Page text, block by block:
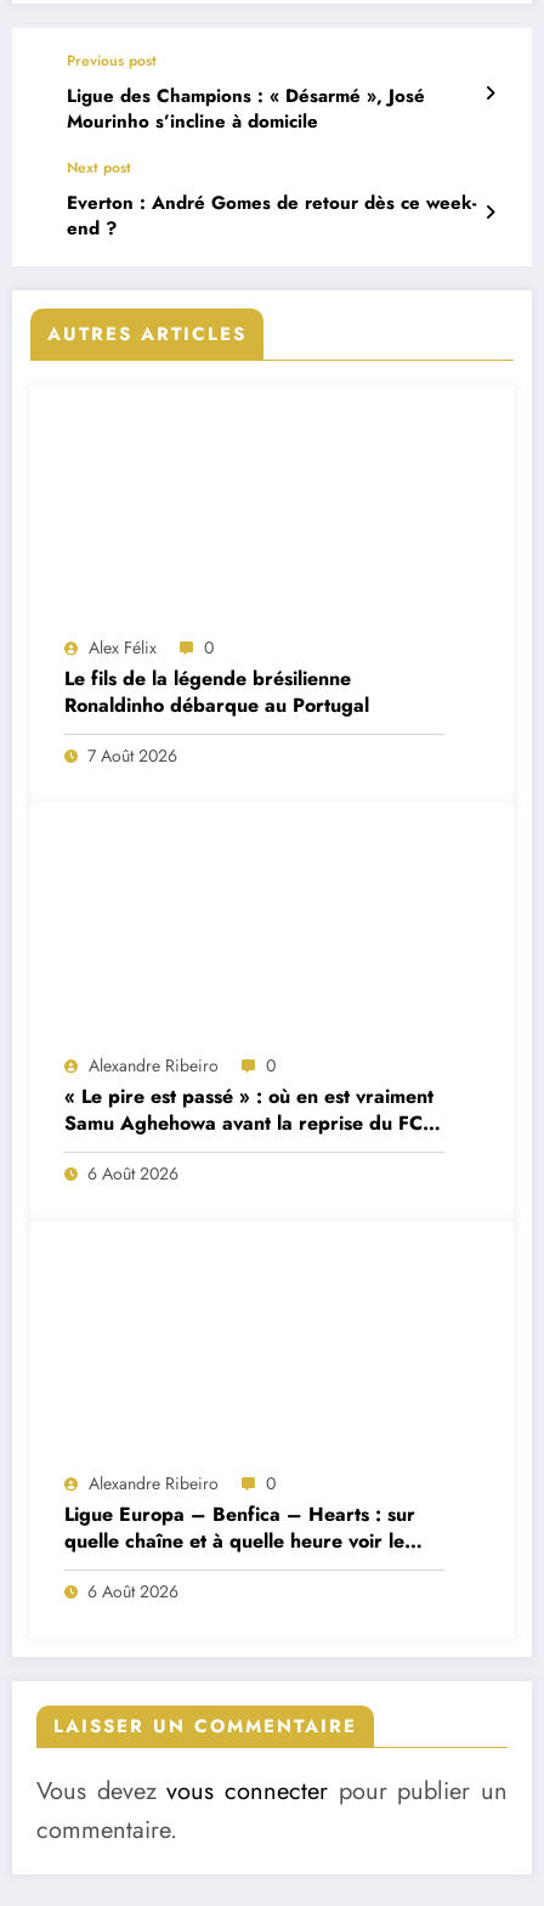
Previous post
Ligue des Champions : « Désarmé », José
Mourinho s’incline à domicile
Next post
Everton : André Gomes de retour dès ce week-
end ?
AUTRES ARTICLES
Alex Félix 0
Le fils de la légende brésilienne
Ronaldinho débarque au Portugal
7 Août 2026
Alexandre Ribeiro 0
« Le pire est passé » : où en est vraiment
Samu Aghehowa avant la reprise du FC
Porto ?
6 Août 2026
Alexandre Ribeiro 0
Ligue Europa – Benfica – Hearts : sur
quelle chaîne et à quelle heure voir le
match ?
6 Août 2026
LAISSER UN COMMENTAIRE
Vous devezvous connecter pour publier un
commentaire.